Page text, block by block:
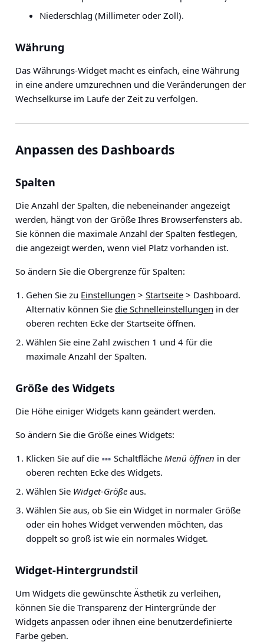
Niederschlag (Millimeter oder Zoll).
Währung
Das Währungs-Widget macht es einfach, eine Währung
in eine andere umzurechnen und die Veränderungen der
Wechselkurse im Laufe der Zeit zu verfolgen.
Anpassen des Dashboards
Spalten
Die Anzahl der Spalten, die nebeneinander angezeigt
werden, hängt von der Größe Ihres Browserfensters ab.
Sie können die maximale Anzahl der Spalten festlegen,
die angezeigt werden, wenn viel Platz vorhanden ist.
So ändern Sie die Obergrenze für Spalten:
Gehen Sie zu Einstellungen > Startseite > Dashboard.
Alternativ können Sie die Schnelleinstellungen in der
oberen rechten Ecke der Startseite öffnen.
Wählen Sie eine Zahl zwischen 1 und 4 für die
maximale Anzahl der Spalten.
Größe des Widgets
Die Höhe einiger Widgets kann geändert werden.
So ändern Sie die Größe eines Widgets:
Klicken Sie auf die
Schaltfläche Menü öffnen in der
oberen rechten Ecke des Widgets.
Wählen Sie Widget-Größe aus.
Wählen Sie aus, ob Sie ein Widget in normaler Größe
oder ein hohes Widget verwenden möchten, das
doppelt so groß ist wie ein normales Widget.
Widget-Hintergrundstil
Um Widgets die gewünschte Ästhetik zu verleihen,
können Sie die Transparenz der Hintergründe der
Widgets anpassen oder ihnen eine benutzerdefinierte
Farbe geben.